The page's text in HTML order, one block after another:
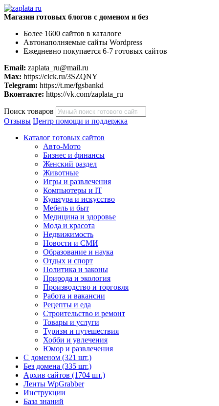
Магазин готовых блогов с доменом и без
Более 1600 сайтов в каталоге
Автонаполняемые сайты Wordpress
Ежедневно покупается 6-7 готовых сайтов
Email: zaplata_ru@mail.ru
Max: https://clck.ru/3SZQNY
Telegram: https://t.me/fgsbankd
Вконтакте: https://vk.com/zaplata_ru
Поиск товаров
Отзывы Центр помощи и поддержка
Каталог готовых сайтов
Авто-Мото
Бизнес и финансы
Женский раздел
Животные
Игры и развлечения
Компьютеры и IT
Культура и искусство
Мебель и быт
Медицина и здоровье
Мода и красота
Недвижимость
Новости и СМИ
Образование и наука
Отдых и спорт
Политика и законы
Природа и экология
Производство и торговля
Работа и вакансии
Рецепты и еда
Строительство и ремонт
Товары и услуги
Туризм и путешествия
Хобби и увлечения
Юмор и развлечения
С доменом (321 шт.)
Без домена (335 шт.)
Архив сайтов (1704 шт.)
Ленты WpGrabber
Инструкции
База знаний